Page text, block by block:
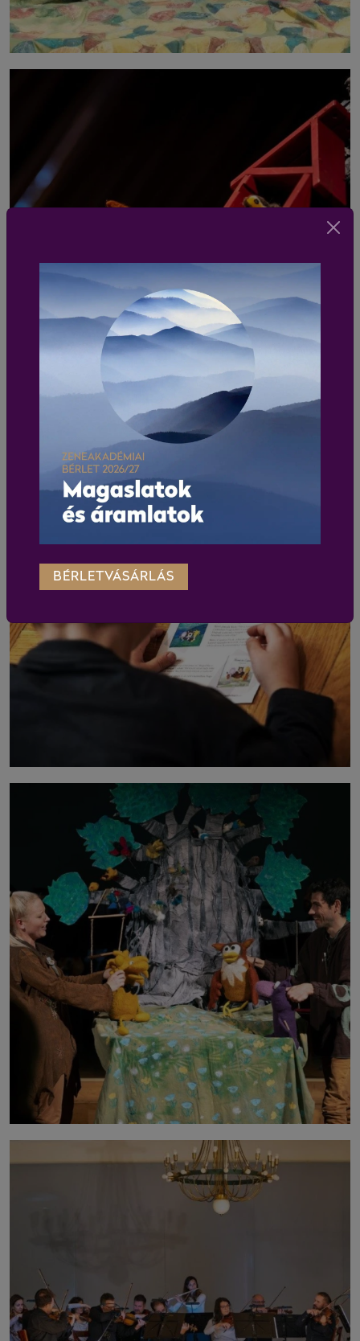
BÉRLETVÁSÁRLÁS